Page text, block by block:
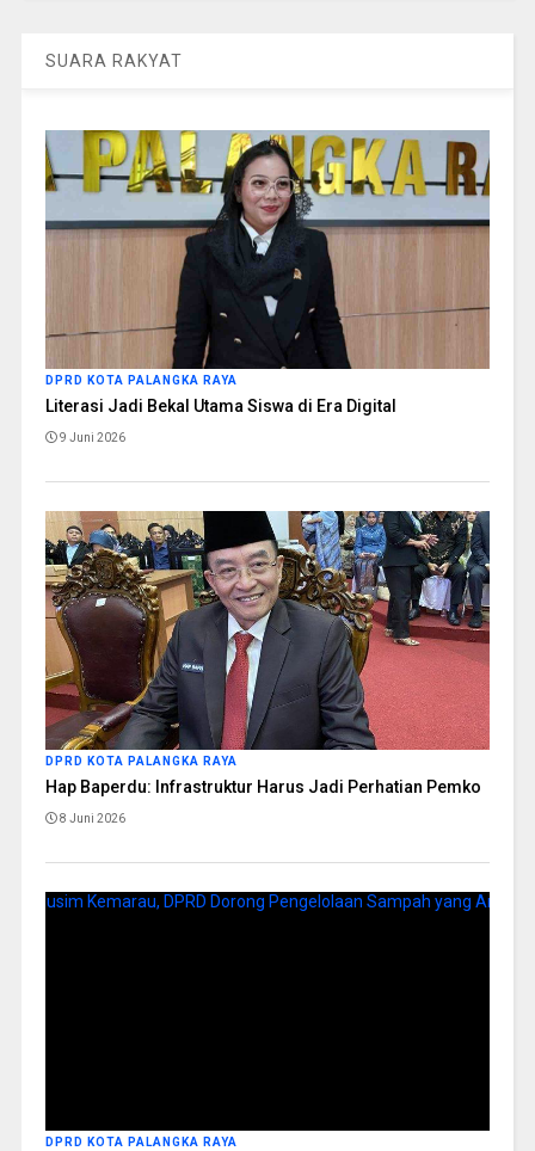
SUARA RAKYAT
DPRD KOTA PALANGKA RAYA
Literasi Jadi Bekal Utama Siswa di Era Digital
9 Juni 2026
DPRD KOTA PALANGKA RAYA
Hap Baperdu: Infrastruktur Harus Jadi Perhatian Pemko
8 Juni 2026
DPRD KOTA PALANGKA RAYA